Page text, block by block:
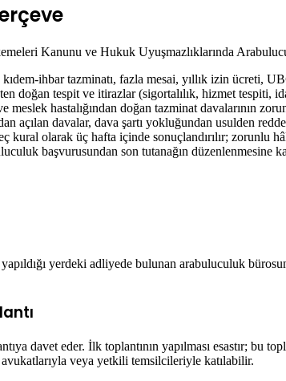
Kanunu ve Hukuk Uyuşmazlıklarında
ihbar tazminatı, fazla mesai, yıllık izin ücreti,
doğan tespit ve itirazlar (sigortalılık, hizmet tespiti,
meslek hastalığından doğan tazminat davalarının
açılan davalar, dava şartı yokluğundan usulden
kural olarak üç hafta içinde sonuçlandırılır; zorunlu
başvurusundan son tutanağın düzenlenmesine
yerdeki adliyede bulunan arabuluculuk
davet eder. İlk toplantının yapılması esastır; bu
veya yetkili temsilcileriyle katılabilir.